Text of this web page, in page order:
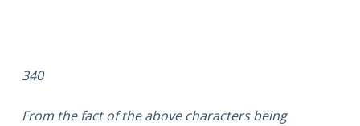
340
From the fact of the above characters being